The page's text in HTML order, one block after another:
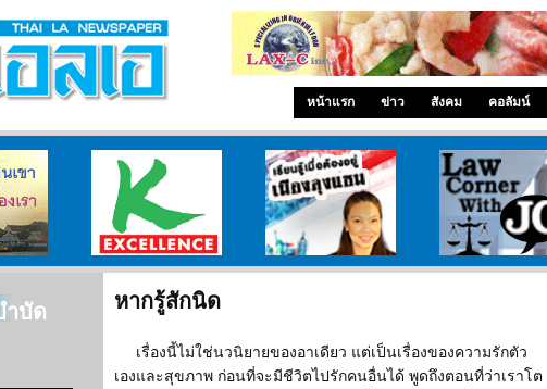
หน้าแรก ข่าว สังคม คอลัมน์
งเรา ศูนย์วิจัยกสิกรไทย เรียนรู้เมื่ออยู่เมืองลุงแซม ทนายความโจอี้
ำบัด หากรู้สักนิด
เรื่องนี้ไม่ใช่นวนิยายของอาเดียว แต่เป็นเรื่องของความรักตัว
เองและสุขภาพ ก่อนที่จะมีชีวิตไปรักคนอื่นได้ พูดถึงตอนที่ว่าเราโต